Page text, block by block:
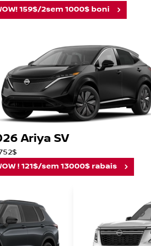
159$/2sem 1000$ boni
Ariya SV
! 121$/sem 13000$ rabais